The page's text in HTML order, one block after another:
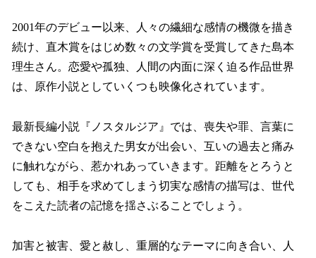
2001年のデビュー以来、人々の繊細な感情の機微を描き
続け、直木賞をはじめ数々の文学賞を受賞してきた島本
理生さん。恋愛や孤独、人間の内面に深く迫る作品世界
は、原作小説としていくつも映像化されています。
最新長編小説『ノスタルジア』では、喪失や罪、言葉に
できない空白を抱えた男女が出会い、互いの過去と痛み
に触れながら、惹かれあっていきます。距離をとろうと
しても、相手を求めてしまう切実な感情の描写は、世代
をこえた読者の記憶を揺さぶることでしょう。
加害と被害、愛と赦し、重層的なテーマに向き合い、人